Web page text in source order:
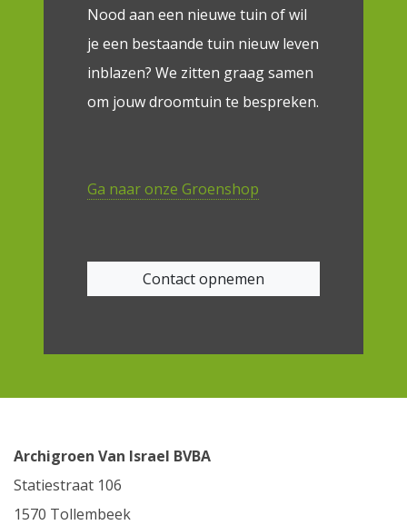
Nood aan een nieuwe tuin of wil
je een bestaande tuin nieuw leven
inblazen? We zitten graag samen
om jouw droomtuin te bespreken.
Ga naar onze Groenshop
Contact opnemen
Archigroen Van Israel BVBA
Statiestraat 106
1570 Tollembeek